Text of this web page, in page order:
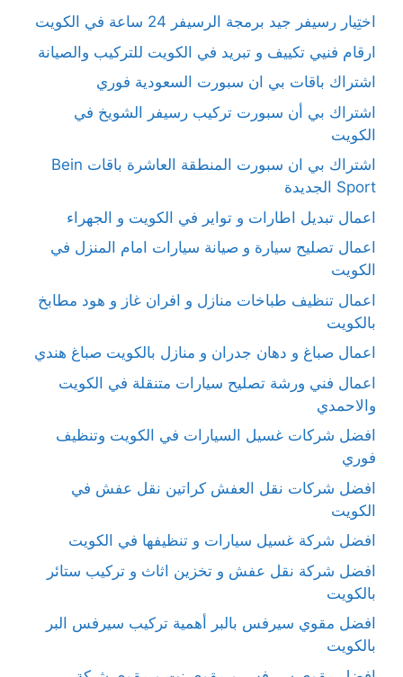
اختِيار رسيفر جيد برمجة الرسيفر 24 ساعة في الكويت
ارقام فنيي تكييف و تبريد في الكويت للتركيب والصيانة
اشتراك باقات بي ان سبورت السعودية فوري
اشتراك بي أن سبورت تركيب رسيفر الشويخ في
الكويت
اشتراك بي ان سبورت المنطقة العاشرة باقات Bein
Sport الجديدة
اعمال تبديل اطارات و تواير في الكويت و الجهراء
اعمال تصليح سيارة و صيانة سيارات امام المنزل في
الكويت
اعمال تنظيف طباخات منازل و افران غاز و هود مطابخ
بالكويت
اعمال صباغ و دهان جدران و منازل بالكويت صباغ هندي
اعمال فني ورشة تصليح سيارات متنقلة في الكويت
والاحمدي
افضل شركات غسيل السيارات في الكويت وتنظيف
فوري
افضل شركات نقل العفش كراتين نقل عفش في
الكويت
افضل شركة غسيل سيارات و تنظيفها في الكويت
افضل شركة نقل عفش و تخزين اثاث و تركيب ستائر
بالكويت
افضل مقوي سيرفس بالبر أهمية تركيب سيرفس البر
بالكويت